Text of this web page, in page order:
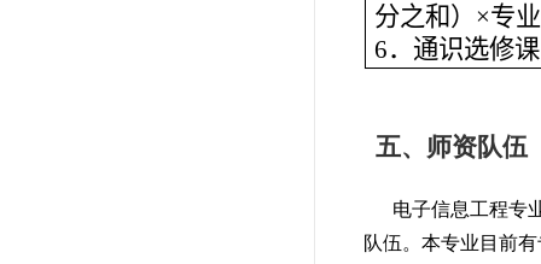
分之和）×专
6．通识选修
五、师资队伍
电子信息工程专
队伍。本专业目前